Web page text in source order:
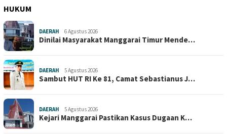
HUKUM
DAERAH 6 Agustus 2026
Dinilai Masyarakat Manggarai Timur Mende…
DAERAH 5 Agustus 2026
Sambut HUT RI Ke 81, Camat Sebastianus J…
DAERAH 5 Agustus 2026
Kejari Manggarai Pastikan Kasus Dugaan K…